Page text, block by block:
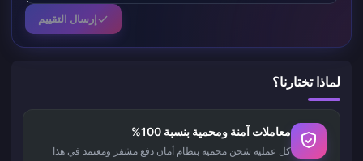
إرسال التقييم
لماذا تختارنا؟
معاملات آمنة ومحمية بنسبة 100%
كل عملية شحن محمية بنظام أمان دفع مشفر ومعتمد في هذا